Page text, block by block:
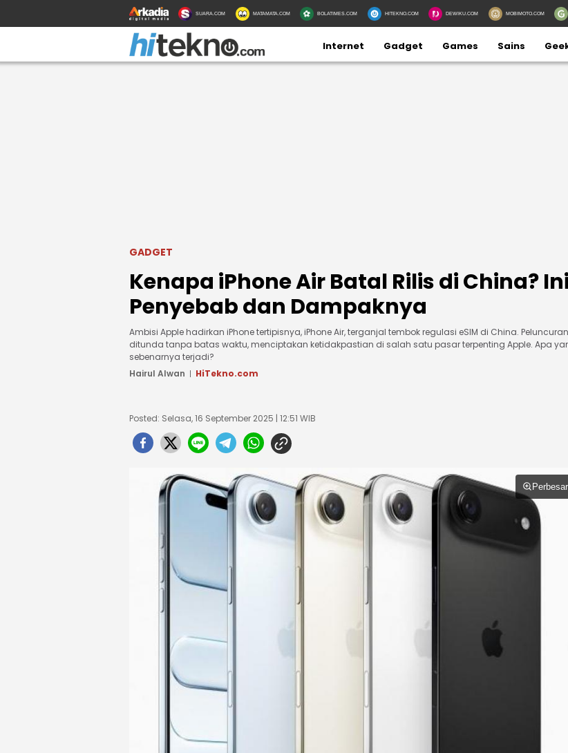
SUARA.COM MATAMATA.COM BOLATIMES.COM HITEKNO.COM DEWIKU.COM MOBIMOTO.COM
Internet Gadget Games Sains
GADGET
Kenapa iPhone Air Batal Rilis di China? Ini
Penyebab dan Dampaknya
Ambisi Apple hadirkan iPhone tertipisnya, iPhone Air, terganjal tembok regulasi eSIM di China. Peluncuran
ditunda tanpa batas waktu, menciptakan ketidakpastian di salah satu pasar terpenting Apple. Apa
sebenarnya terjadi?
Hairul Alwan
HiTekno.com
Posted: Selasa, 16 September 2025 | 12:51 WIB
Perbesar